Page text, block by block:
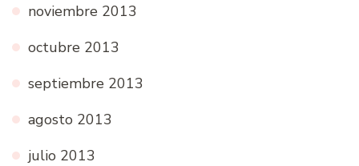
noviembre 2013
octubre 2013
septiembre 2013
agosto 2013
julio 2013